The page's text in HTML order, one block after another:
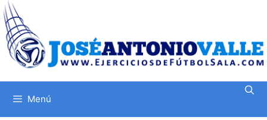
Saltar
al
contenido
Menú